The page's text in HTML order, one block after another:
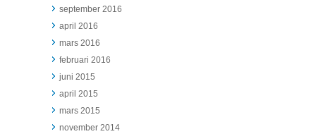
september 2016
april 2016
mars 2016
februari 2016
juni 2015
april 2015
mars 2015
november 2014